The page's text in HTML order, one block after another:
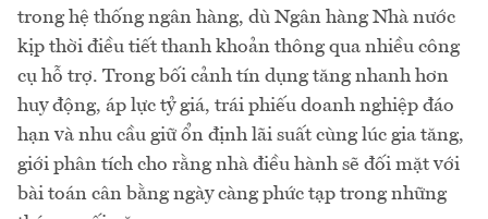
trong hệ thống ngân hàng, dù Ngân hàng Nhà nước
kịp thời điều tiết thanh khoản thông qua nhiều công
cụ hỗ trợ. Trong bối cảnh tín dụng tăng nhanh hơn
huy động, áp lực tỷ giá, trái phiếu doanh nghiệp đáo
hạn và nhu cầu giữ ổn định lãi suất cùng lúc gia tăng,
giới phân tích cho rằng nhà điều hành sẽ đối mặt với
bài toán cân bằng ngày càng phức tạp trong những